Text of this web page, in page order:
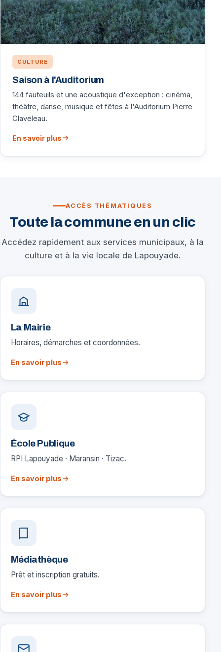
CULTURE
Saison à l'Auditorium
144 fauteuils et une acoustique d'exception : cinéma,
théâtre, danse, musique et fêtes à l'Auditorium Pierre
Claveleau.
En savoir plus
ACCÈS THÉMATIQUES
Toute la commune en un clic
Accédez rapidement aux services municipaux, à la
culture et à la vie locale de Lapouyade.
La Mairie
Horaires, démarches et coordonnées.
En savoir plus
École Publique
RPI Lapouyade · Maransin · Tizac.
En savoir plus
Médiathèque
Prêt et inscription gratuits.
En savoir plus